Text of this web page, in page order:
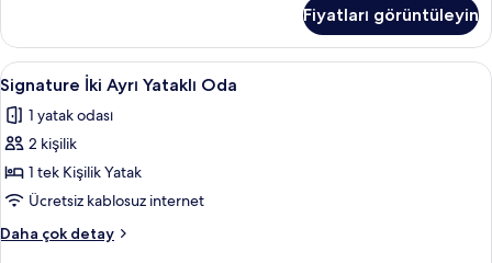
fazla
detay
Fiyatları görüntüleyin
Signature
İki
Ayrı
Yataklı
Oda
için
tüm
fotoğrafları
21
Signature İki Ayrı Yataklı Oda
1 yatak odası
2 kişilik
1 tek Kişilik Yatak
Ücretsiz kablosuz internet
Daha çok detay
Signature